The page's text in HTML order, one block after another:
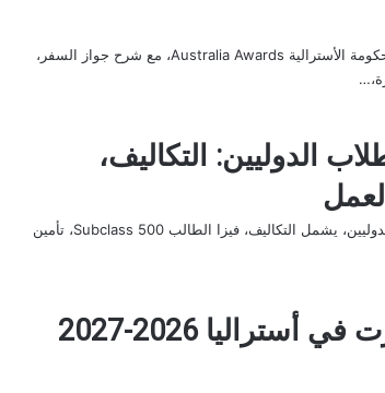
تعرف على قائمة المستندات المطلوبة لمنحة الحكومة الأسترالية Australia Awards، مع شرح جواز السفر،
الدوليين: التكاليف،
دليل شامل حول الدراسة في أستراليا للطلاب الدوليين، يشمل التكاليف، فيزا الطالب Subclass 500، تأمين
منح جامعة تشارلز ستورت في أستراليا 2026-2027